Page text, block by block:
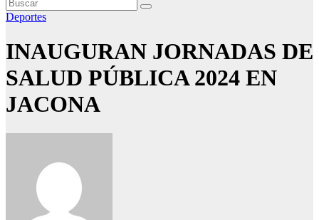
Deportes
INAUGURAN JORNADAS DE
SALUD PÚBLICA 2024 EN
JACONA